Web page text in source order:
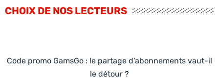
CHOIX DE NOS LECTEURS
Code promo GamsGo : le partage d’abonnements vaut-il
le détour ?